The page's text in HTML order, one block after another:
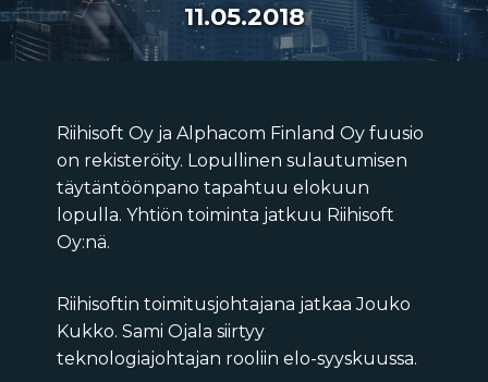
11.05.2018
Riihisoft Oy ja Alphacom Finland Oy fuusio
on rekisteröity. Lopullinen sulautumisen
täytäntöönpano tapahtuu elokuun
lopulla. Yhtiön toiminta jatkuu Riihisoft
Oy:nä.
Riihisoftin toimitusjohtajana jatkaa Jouko
Kukko. Sami Ojala siirtyy
teknologiajohtajan rooliin elo-syyskuussa.